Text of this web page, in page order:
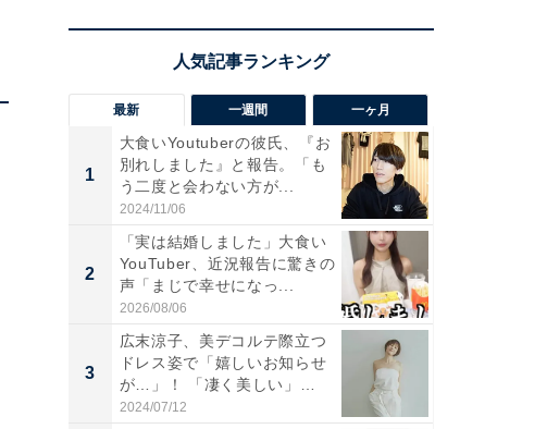
最新 一週間 一ヶ月
1
大食いYoutuberの彼氏、『お
別れしました』と報告。「も
う二度と会わない方が...
2024/11/06
2
「実は結婚しました」大食い
YouTuber、近況報告に驚きの
声「まじで幸せになっ...
2026/08/06
3
広末涼子、美デコルテ際立つ
ドレス姿で「嬉しいお知らせ
が…」！ 「凄く美しい」
「透...
2024/07/12